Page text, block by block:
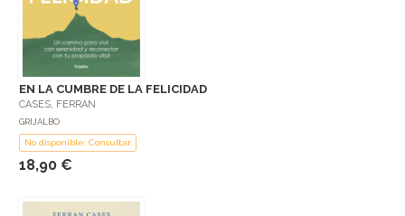
EN LA CUMBRE DE LA FELICIDAD
CASES, FERRAN
GRIJALBO
No disponible: Consultar
18,90 €